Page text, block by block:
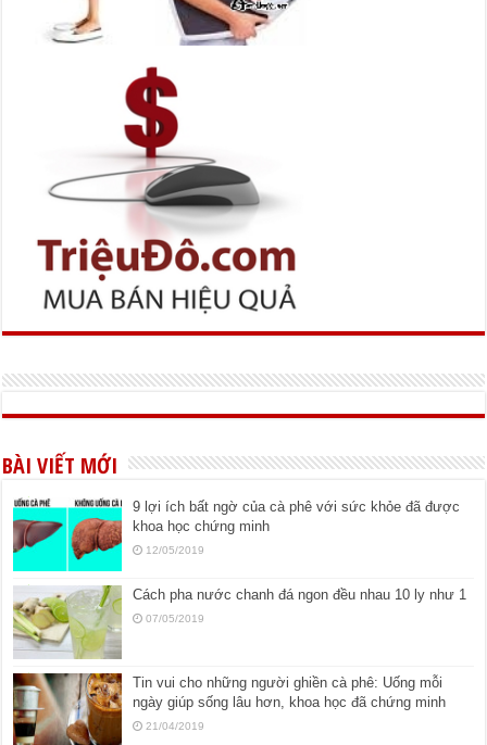
BÀI VIẾT MỚI
9 lợi ích bất ngờ của cà phê với sức khỏe đã được
khoa học chứng minh
12/05/2019
Cách pha nước chanh đá ngon đều nhau 10 ly như 1
07/05/2019
Tin vui cho những người ghiền cà phê: Uống mỗi
ngày giúp sống lâu hơn, khoa học đã chứng minh
21/04/2019